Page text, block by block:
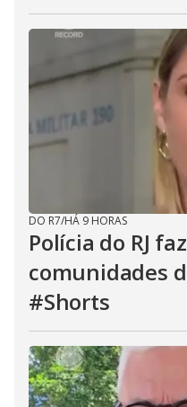
DO R7/HÁ 9 HORAS
Polícia do RJ
comunidades
#Shorts